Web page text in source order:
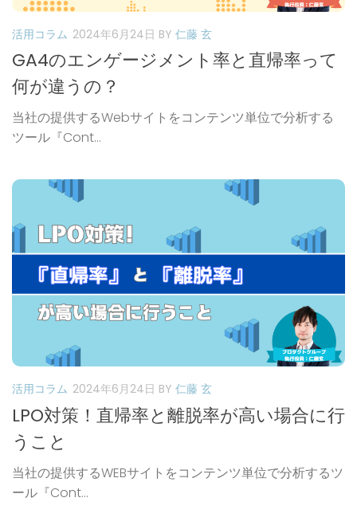
活用コラム 2024年6月24日 BY 仁藤 玄
GA4のエンゲージメント率と直帰率って
何が違うの？
当社の提供するWebサイトをコンテンツ単位で分析する
ツール『Cont...
活用コラム 2024年6月24日 BY 仁藤 玄
LPO対策！直帰率と離脱率が高い場合に行
うこと
当社の提供するWEBサイトをコンテンツ単位で分析するツ
ール『Cont...